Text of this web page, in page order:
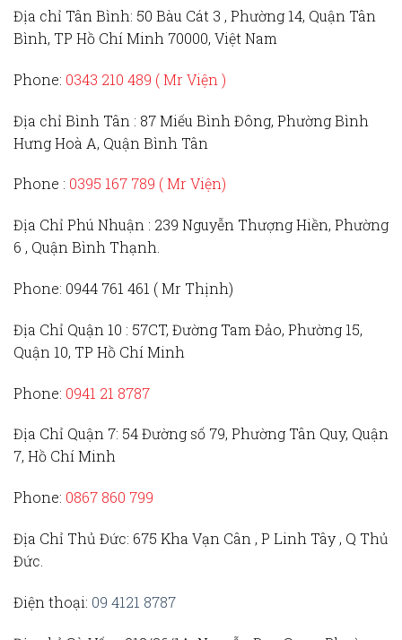
Địa chỉ Tân Bình: 50 Bàu Cát 3 , Phường 14, Quận Tân
Bình, TP Hồ Chí Minh 70000, Việt Nam
Phone: 0343 210 489 ( Mr Viện )
Địa chỉ Bình Tân : 87 Miếu Bình Đông, Phường Bình
Hưng Hoà A, Quận Bình Tân
Phone : 0395 167 789 ( Mr Viện)
Địa Chỉ Phú Nhuận : 239 Nguyễn Thượng Hiền, Phường
6 , Quận Bình Thạnh.
Phone: 0944 761 461 ( Mr Thịnh)
Địa Chỉ Quận 10 : 57CT, Đường Tam Đảo, Phường 15,
Quận 10, TP Hồ Chí Minh
Phone: 0941 21 8787
Địa Chỉ Quận 7: 54 Đường số 79, Phường Tân Quy, Quận
7, Hồ Chí Minh
Phone: 0867 860 799
Địa Chỉ Thủ Đức: 675 Kha Vạn Cân , P Linh Tây , Q Thủ
Đức.
Điện thoại: 09 4121 8787